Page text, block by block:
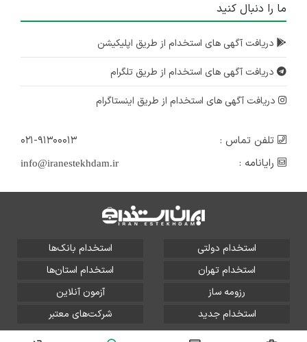
ما را دنبال کنید
دریافت آگهی های استخدام از طریق اپلیکیشن
دریافت آگهی های استخدام از طریق تلگرام
دریافت آگهی های استخدام از طریق اینستاگرام
تلفن تماس :
۰۲۱-۹۱۳۰۰۰۱۳
رایانامه :
info@iranestekhdam.ir
استخدام دولتی
استخدام بانک‌ها
استخدام تهران
استخدام استان‌ها
رزومه ساز
آزمون آنلاین
استخدام جدید
شرکت‌های معتبر
تمامی حقوق این سایت برای آلتین سیستم محفوظ است و هر